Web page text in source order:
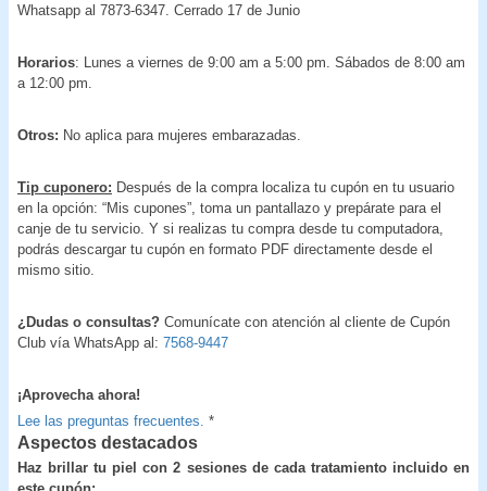
Whatsapp al 7873-6347. Cerrado 17 de Junio
Horarios: Lunes a viernes de 9:00 am a 5:00 pm. Sábados de 8:00 am
a 12:00 pm.
Otros: No aplica para mujeres embarazadas.
Tip cuponero: Después de la compra localiza tu cupón en tu usuario
en la opción: “Mis cupones”, toma un pantallazo y prepárate para el
canje de tu servicio. Y si realizas tu compra desde tu computadora,
podrás descargar tu cupón en formato PDF directamente desde el
mismo sitio.
¿Dudas o consultas? Comunícate con atención al cliente de Cupón
Club vía WhatsApp al: 7568-9447
¡Aprovecha ahora!
Lee las preguntas frecuentes. *
Aspectos destacados
Haz brillar tu piel con 2 sesiones de cada tratamiento incluido en